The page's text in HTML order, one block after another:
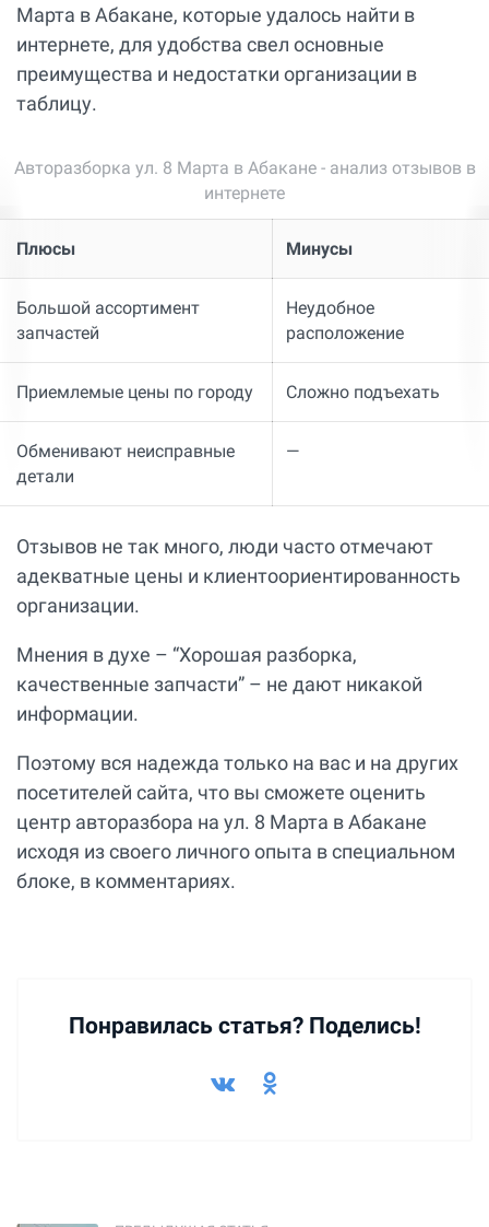
Марта в Абакане, которые удалось найти в
интернете, для удобства свел основные
преимущества и недостатки организации в
таблицу.
Авторазборка ул. 8 Марта в Абакане - анализ отзывов в
интернете
Плюсы Минусы
Большой ассортимент
запчастей
Неудобное
расположение
Приемлемые цены по городу Сложно подъехать
Обменивают неисправные
детали
—
Отзывов не так много, люди часто отмечают
адекватные цены и клиентоориентированность
организации.
Мнения в духе – “Хорошая разборка,
качественные запчасти” – не дают никакой
информации.
Поэтому вся надежда только на вас и на других
посетителей сайта, что вы сможете оценить
центр авторазбора на ул. 8 Марта в Абакане
исходя из своего личного опыта в специальном
блоке, в комментариях.
Понравилась статья? Поделись!